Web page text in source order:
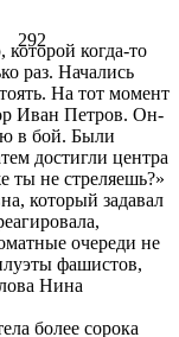
когда-то
раз. Начались
На тот момент
Иван Петров. Он-
в бой. Были
достигли центра
ты не стреляешь?»
который задавал
очереди не
фашистов,
Нина
более сорока
292